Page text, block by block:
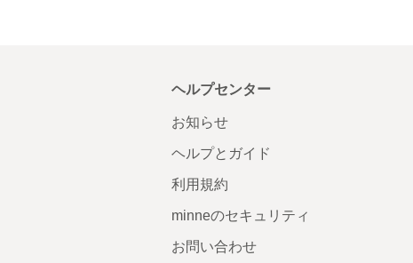
ヘルプセンター
お知らせ
ヘルプとガイド
利用規約
minneのセキュリティ
お問い合わせ